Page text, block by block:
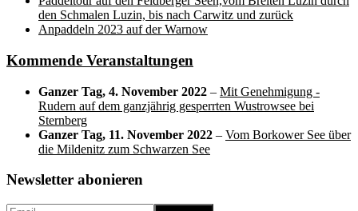
den Schmalen Luzin, bis nach Carwitz und zurück
Anpaddeln 2023 auf der Warnow
Kommende Veranstaltungen
Ganzer Tag, 4. November 2022 – Mit Genehmigung -
Rudern auf dem ganzjährig gesperrten Wustrowsee bei
Sternberg
Ganzer Tag, 11. November 2022 – Vom Borkower See über
die Mildenitz zum Schwarzen See
Newsletter abonieren